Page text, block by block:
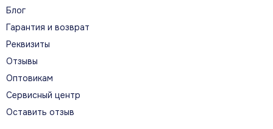
ДОПУСТИМЫЙ ОБЪЁМ БЕГОВОЙ
НАГРУЗКИ
Функция оценивает влияние каждой
пробежки и рекомендует недельный объём,
Блог
Гарантия и возврат
Реквизиты
Отзывы
Оптовикам
Сервисный центр
Оставить отзыв